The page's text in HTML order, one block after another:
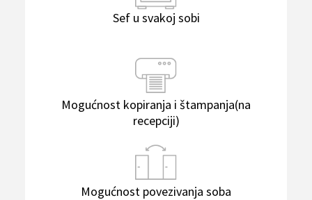
Sef u svakoj sobi
Mogućnost kopiranja i štampanja(na
recepciji)
Mogućnost povezivanja soba